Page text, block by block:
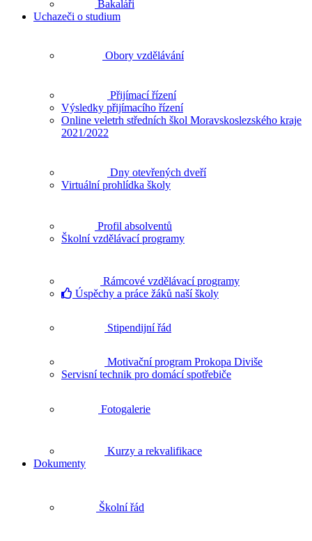
Bakaláři
Uchazeči o studium
Obory vzdělávání
Přijímací řízení
Výsledky přijímacího řízení
Online veletrh středních škol Moravskoslezského kraje
2021/2022
Dny otevřených dveří
Virtuální prohlídka školy
Profil absolventů
Školní vzdělávací programy
Rámcové vzdělávací programy
Úspěchy a práce žáků naší školy
Stipendijní řád
Motivační program Prokopa Diviše
Servisní technik pro domácí spotřebiče
Fotogalerie
Kurzy a rekvalifikace
Dokumenty
Školní řád